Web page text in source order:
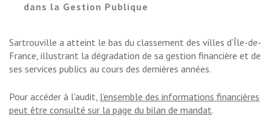
dans la Gestion Publique
Sartrouville a atteint le bas du classement des villes d’Île-de-
France, illustrant la dégradation de sa gestion financière et de
ses services publics au cours des dernières années.
Pour accéder à l’audit, l’ensemble des informations financières
peut être consulté sur la page du bilan de mandat.